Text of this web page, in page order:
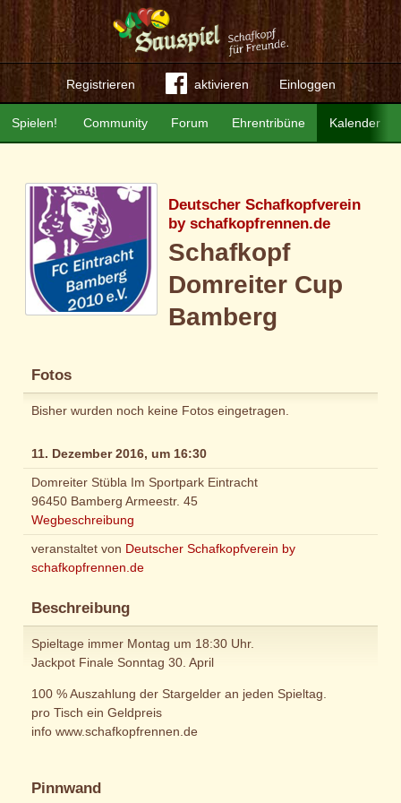
Registrieren aktivieren Einloggen
Community Forum Ehrentribüne Kalender
Spielen!
Deutscher Schafkopfverein
by schafkopfrennen.de
Schafkopf
Domreiter Cup
Bamberg
Fotos
Bisher wurden noch keine Fotos eingetragen.
11. Dezember 2016, um 16:30
Domreiter Stübla Im Sportpark Eintracht
96450 Bamberg Armeestr. 45
Wegbeschreibung
veranstaltet von Deutscher Schafkopfverein by
schafkopfrennen.de
Beschreibung
Spieltage immer Montag um 18:30 Uhr.
Jackpot Finale Sonntag 30. April
100 % Auszahlung der Stargelder an jeden Spieltag.
pro Tisch ein Geldpreis
info www.schafkopfrennen.de
Pinnwand